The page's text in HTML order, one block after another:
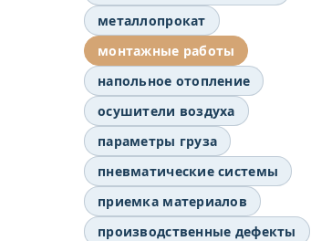
металлопрокат
монтажные работы
напольное отопление
осушители воздуха
параметры груза
пневматические системы
приемка материалов
производственные дефекты